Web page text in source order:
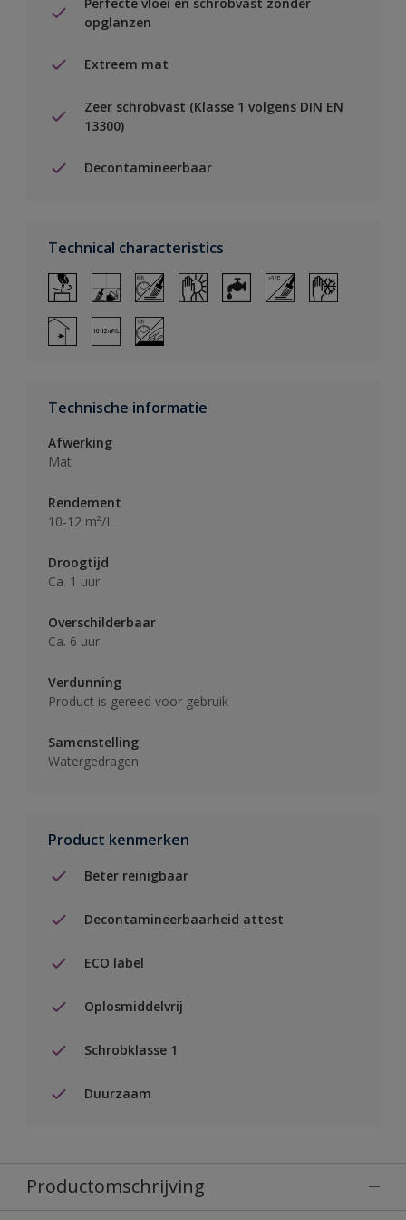
opglanzen
Extreem mat
Zeer schrobvast (Klasse 1 volgens DIN EN
13300)
Decontamineerbaar
Technical characteristics
Technische informatie
Afwerking
Mat
Rendement
10-12 m²/L
Droogtijd
Ca. 1 uur
Overschilderbaar
Ca. 6 uur
Verdunning
Product is gereed voor gebruik
Samenstelling
Watergedragen
Product kenmerken
Beter reinigbaar
Decontamineerbaarheid attest
ECO label
Oplosmiddelvrij
Schrobklasse 1
Duurzaam
Productomschrijving